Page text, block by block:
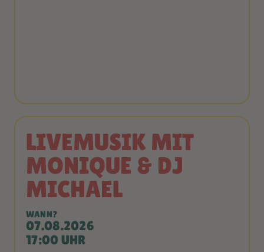
LIVEMUSIK MIT
MONIQUE & DJ
MICHAEL
WANN?
07.08.2026
17:00 UHR